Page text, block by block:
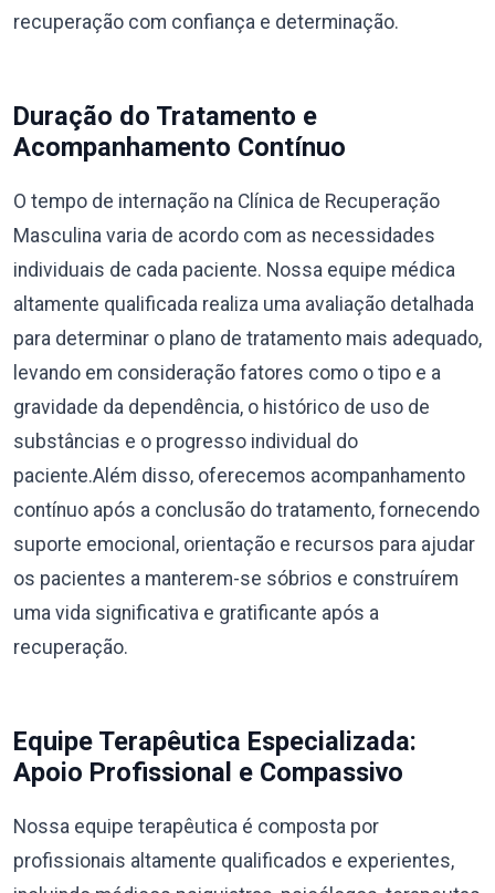
recuperação com confiança e determinação.
Duração do Tratamento e
Acompanhamento Contínuo
O tempo de internação na Clínica de Recuperação
Masculina varia de acordo com as necessidades
individuais de cada paciente. Nossa equipe médica
altamente qualificada realiza uma avaliação detalhada
para determinar o plano de tratamento mais adequado,
levando em consideração fatores como o tipo e a
gravidade da dependência, o histórico de uso de
substâncias e o progresso individual do
paciente.Além disso, oferecemos acompanhamento
contínuo após a conclusão do tratamento, fornecendo
suporte emocional, orientação e recursos para ajudar
os pacientes a manterem-se sóbrios e construírem
uma vida significativa e gratificante após a
recuperação.
Equipe Terapêutica Especializada:
Apoio Profissional e Compassivo
Nossa equipe terapêutica é composta por
profissionais altamente qualificados e experientes,